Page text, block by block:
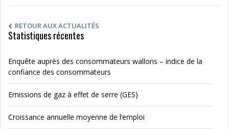
RETOUR AUX ACTUALITÉS
Statistiques récentes
Enquête auprès des consommateurs wallons – indice de la
confiance des consommateurs
Emissions de gaz à effet de serre (GES)
Croissance annuelle moyenne de l’emploi